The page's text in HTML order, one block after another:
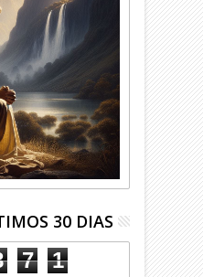
30 DIAS
7 1